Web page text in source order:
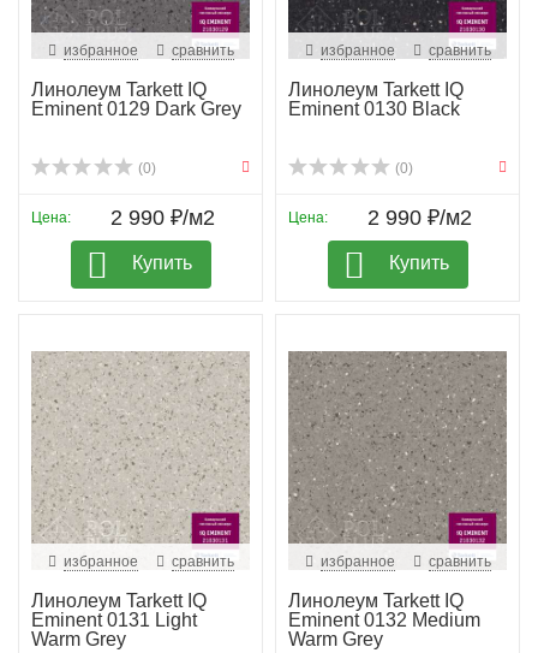
избранное сравнить
Линолеум Tarkett IQ
Eminent 0129 Dark Grey
(0)
Цена: 2 990 ₽/м2
Купить
избранное сравнить
Линолеум Tarkett IQ
Eminent 0130 Black
(0)
Цена: 2 990 ₽/м2
Купить
избранное сравнить
Линолеум Tarkett IQ
Eminent 0131 Light
Warm Grey
избранное сравнить
Линолеум Tarkett IQ
Eminent 0132 Medium
Warm Grey